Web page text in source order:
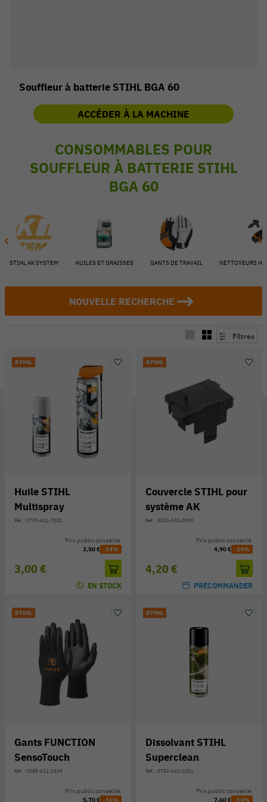
Souffleur à batterie STIHL BGA 60
ACCÉDER À LA MACHINE
CONSOMMABLES POUR
SOUFFLEUR À BATTERIE STIHL
BGA 60
STIHL AK SYSTEM HUILES ET GRAISSES GANTS DE TRAVAIL NETTOYEURS
NOUVELLE RECHERCHE
Filtres
Huile STIHL
Multispray
Réf. : 0730-411-7002
3,00 €
Prix public conseillé:
3,50 € -14%
EN STOCK
Couvercle STIHL pour
système AK
Réf. : 4520-602-0900
4,20 €
Prix public conseillé:
4,90 € -14%
PRÉCOMMANDER
Gants FUNCTION
SensoTouch
Réf. : 0088-611-1509
Prix public conseillé:
5,70 € -16%
Dissolvant STIHL
Superclean
Réf. : 0782-420-1001
Prix public conseillé:
7,60 € -14%